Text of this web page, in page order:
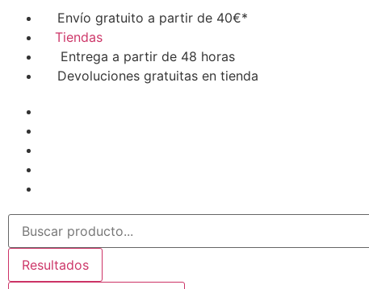
Envío gratuito a partir de 40€*
Tiendas
Entrega a partir de 48 horas
Devoluciones gratuitas en tienda
Resultados